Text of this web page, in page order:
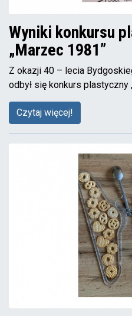
Wyniki konkursu
„Marzec 1981”
Z okazji 40 – lecia
odbył się konkurs plastyczny
Czytaj więcej!